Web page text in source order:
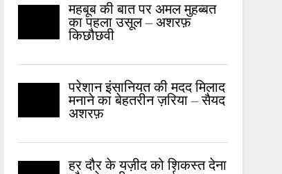
महबूब की बात पर अमल मुहब्बत
का पहला उसूल – अशरफ़
किछौछवी
परेशान इंसानियत की मदद मिलाद
मनाने का बेहतरीन ज़रिया – सैयद
अशरफ़
हर दौर के यज़ीद को शिकस्त देना